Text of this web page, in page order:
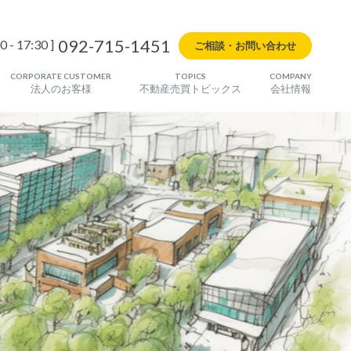
- 17:30 ] 092-715-1451 ご相談・お問い合わせ
CORPORATE CUSTOMER
法人のお客様
TOPICS
不動産売買トピックス
COMPANY
会社情報